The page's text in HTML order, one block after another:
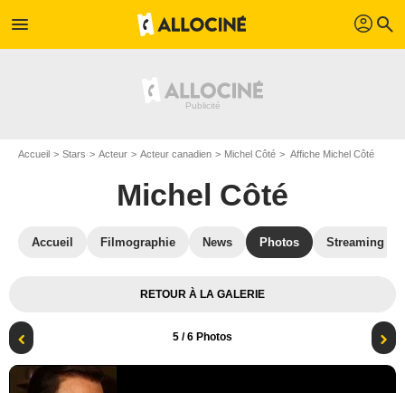
menu profil search
Accueil Stars Acteur Acteur canadien Michel Côté Affiche Michel Côté
Michel Côté
Accueil Filmographie News Photos Streaming
RETOUR À LA GALERIE
5 / 6 Photos